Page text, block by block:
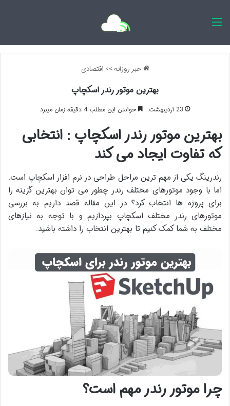
خبر روزانه>> اقتصادی
بهترین موتور رندر اسکچاپ
23 اردیبهشت خواندن این مطلب 4 دقیقه زمان میبرد
بهترین موتور رندر اسکچاپ : انتخابی
که تفاوت ایجاد می کند
رندرینگ یکی از مهم ترین مراحل طراحی در نرم افزار اسکچاپ است.
اما با وجود موتورهای مختلف رندر چطور می توان بهترین گزینه را
برای پروژه ها انتخاب کرد؟ در این مقاله قصد داریم به بررسی
موتورهای رندر مختلف اسکچاپ بپردازیم و با توجه به نیازهای
مختلف به شما کمک کنیم تا بهترین انتخاب را داشته باشید.
چرا موتور رندر مهم است؟